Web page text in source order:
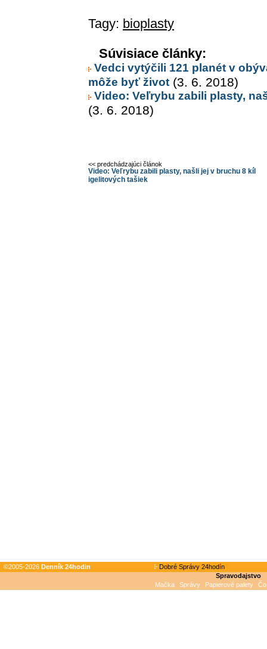
Tagy: bioplasty
Súvisiace články:
Vedci vytýčili 121 planét v
môže byť život (3. 6. 2018)
Video: Veľrybu zabili plasty,
(3. 6. 2018)
<< predchádzajúci článok
Video: Veľrybu zabili plasty, našli jej v bruchu 8 kíl
igelitových tašiek
©2005-2026 Denník 24hodin
Dobré Správy 24hodín
Spravodajstvo
Mačka
Správy Papierové palety